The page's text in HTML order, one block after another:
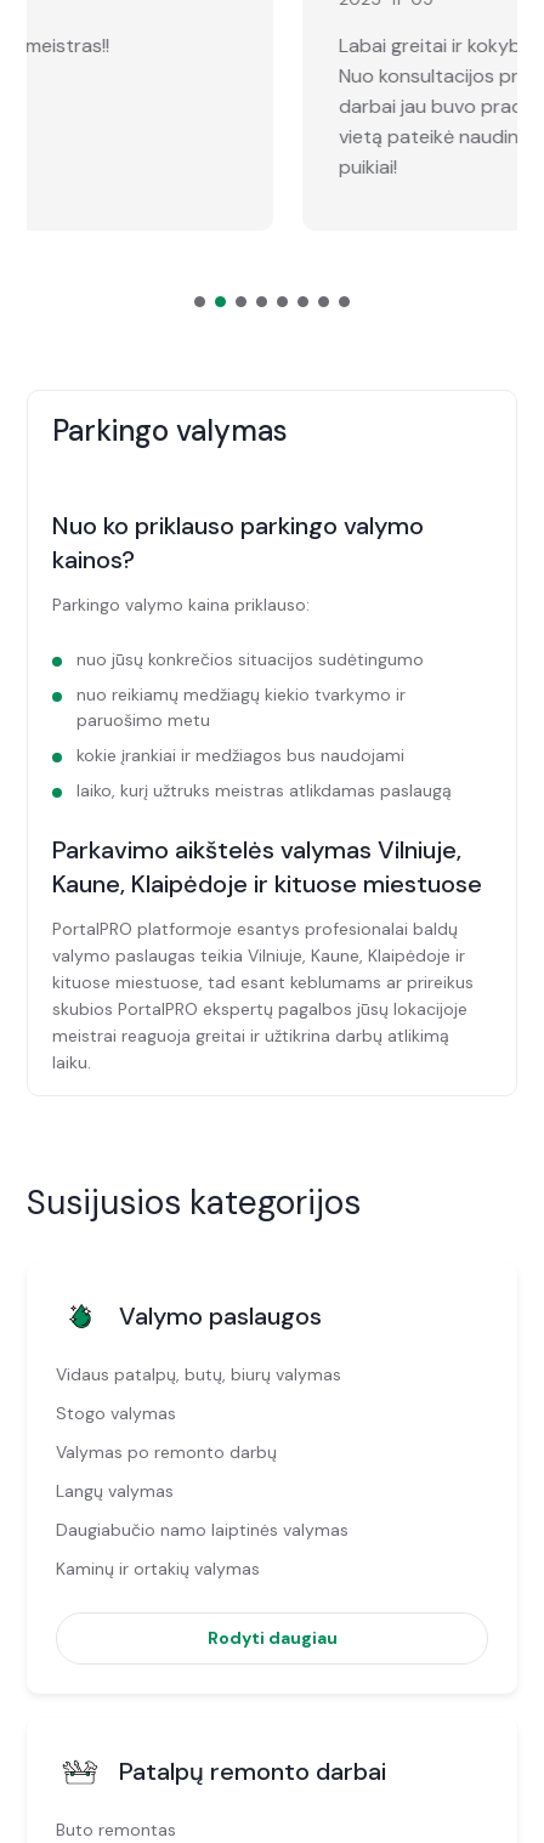
Labai greitai ir kokybiškai atlikta konsultacija!
Nuo konsultacijos praėjus vos dviem dienoms,
darbai jau buvo pradėti. Meistras atvykęs į
vietą pateikė naudingas įžvalgas ir viską atliko
Parkingo valymas
Nuo ko priklauso parkingo valymo
kainos?
Parkingo valymo kaina priklauso:
nuo jūsų konkrečios situacijos sudėtingumo
nuo reikiamų medžiagų kiekio tvarkymo ir
paruošimo metu
kokie įrankiai ir medžiagos bus naudojami
laiko, kurį užtruks meistras atlikdamas paslaugą
Parkavimo aikštelės valymas Vilniuje,
Kaune, Klaipėdoje ir kituose miestuose
PortalPRO platformoje esantys profesionalai baldų
valymo paslaugas teikia Vilniuje, Kaune, Klaipėdoje ir
kituose miestuose, tad esant keblumams ar prireikus
skubios PortalPRO ekspertų pagalbos jūsų lokacijoje
meistrai reaguoja greitai ir užtikrina darbų atlikimą
laiku.
Susijusios kategorijos
Valymo paslaugos
Vidaus patalpų, butų, biurų valymas
Stogo valymas
Valymas po remonto darbų
Langų valymas
Daugiabučio namo laiptinės valymas
Kaminų ir ortakių valymas
Rodyti daugiau
Patalpų remonto darbai
Buto remontas